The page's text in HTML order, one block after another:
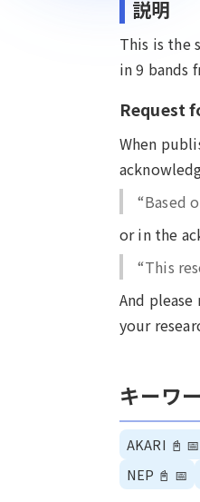
説明
This is the
in 9 bands
Request
When
“Based
or in the
“This
And
your
キーワ
AKARI 📓 📅
NEP 📓 📅